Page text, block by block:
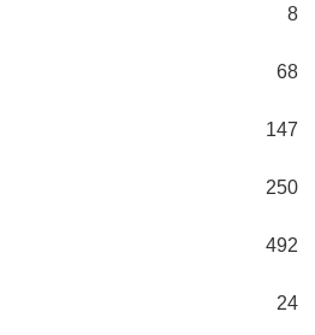
8
68
147
250
492
24